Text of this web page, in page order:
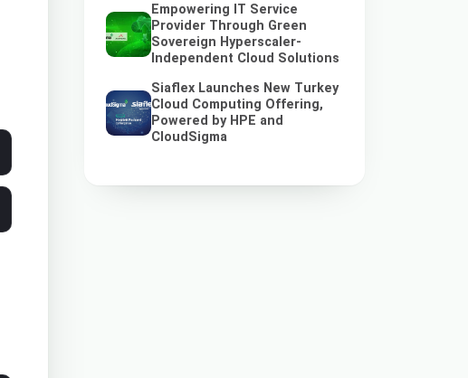
Empowering IT Service
Provider Through Green
Sovereign Hyperscaler-
Independent Cloud Solutions
Siaflex Launches New Turkey
Cloud Computing Offering,
Powered by HPE and
CloudSigma